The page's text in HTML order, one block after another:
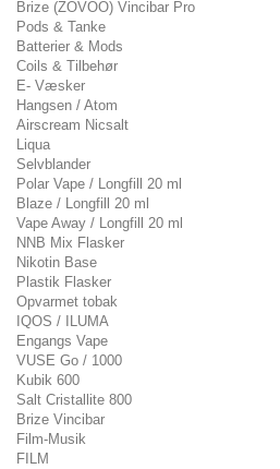
Brize (ZOVOO) Vincibar Pro
Pods & Tanke
Batterier & Mods
Coils & Tilbehør
E- Væsker
Hangsen / Atom
Airscream Nicsalt
Liqua
Selvblander
Polar Vape / Longfill 20 ml
Blaze / Longfill 20 ml
Vape Away / Longfill 20 ml
NNB Mix Flasker
Nikotin Base
Plastik Flasker
Opvarmet tobak
IQOS / ILUMA
Engangs Vape
VUSE Go / 1000
Kubik 600
Salt Cristallite 800
Brize Vincibar
Film-Musik
FILM